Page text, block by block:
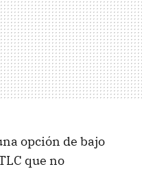
opción de bajo
que no